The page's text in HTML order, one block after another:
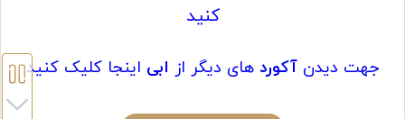
کنید
جهت دیدن آکورد های دیگر از ابی اینجا کلیک کنید